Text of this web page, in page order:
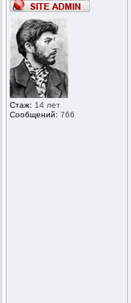
Стаж: 14 лет
Сообщений: 766